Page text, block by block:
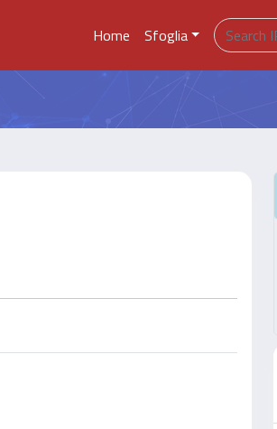
Home Sfoglia